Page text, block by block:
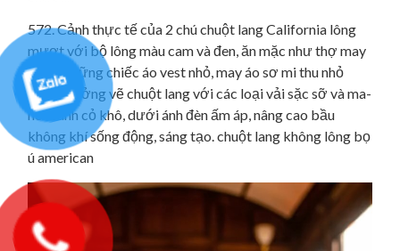
572. Cảnh thực tế của 2 chú chuột lang California lông
mượt với bộ lông màu cam và đen, ăn mặc như thợ may
trong những chiếc áo vest nhỏ, may áo sơ mi thu nhỏ
trong xưởng vẽ chuột lang với các loại vải sặc sỡ và ma-
nơ-canh cỏ khô, dưới ánh đèn ấm áp, nâng cao bầu
không khí sống động, sáng tạo. chuột lang không lông bọ
ú american